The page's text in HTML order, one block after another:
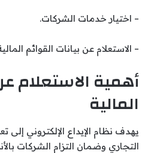
– اختيار خدمات الشركات.
– الاستعلام عن بيانات القوائم
أهمية الاستعلام
المالية
يهدف نظام الإيداع الإلكتروني إلى
التجاري وضمان التزام الشركات